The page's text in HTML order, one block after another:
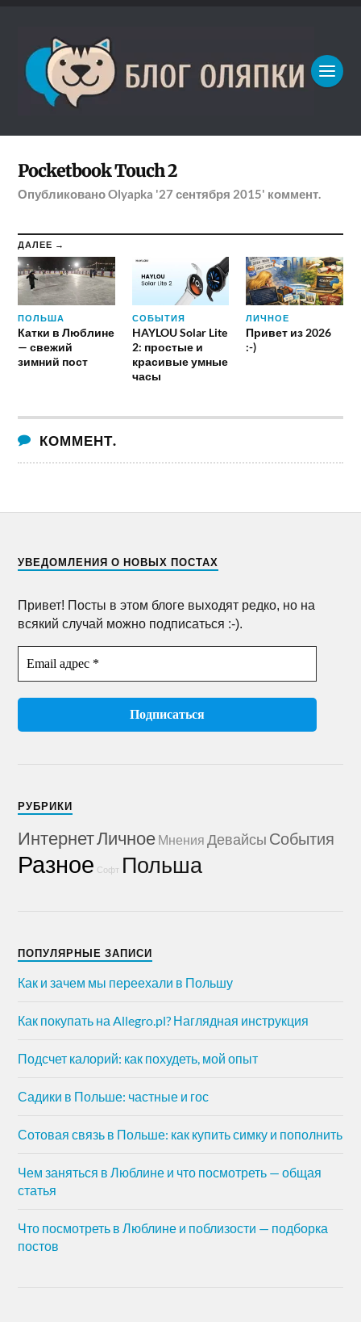
Pocketbook Touch 2
ОпубликованоOlyapka '27 сентября 2015' коммент.
ДАЛЕЕ →
ПОЛЬША
Катки в Люблине
— свежий
зимний пост
СОБЫТИЯ
HAYLOU Solar Lite
2: простые и
красивые умные
часы
ЛИЧНОЕ
Привет из 2026
:-)
КОММЕНТ.
УВЕДОМЛЕНИЯ О НОВЫХ ПОСТАХ
Привет! Посты в этом блоге выходят редко, но на
всякий случай можно подписаться :-).
РУБРИКИ
ИнтернетЛичное Мнения Девайсы События
Разное Софт Польша
ПОПУЛЯРНЫЕ ЗАПИСИ
Как и зачем мы переехали в Польшу
Как покупать на Allegro.pl? Наглядная инструкция
Подсчет калорий: как похудеть, мой опыт
Садики в Польше: частные и гос
Сотовая связь в Польше: как купить симку и пополнить
Чем заняться в Люблине и что посмотреть — общая
статья
Что посмотреть в Люблине и поблизости — подборка
постов